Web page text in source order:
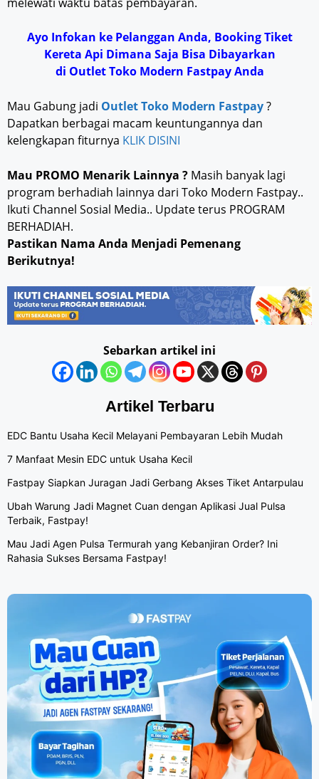
Ayo Infokan ke Pelanggan Anda, Booking Tiket
Kereta Api Dimana Saja Bisa Dibayarkan
di Outlet Toko Modern Fastpay Anda
Mau Gabung jadi Outlet Toko Modern Fastpay?
Dapatkan berbagai macam keuntungannya dan
kelengkapan fiturnya KLIK DISINI
Mau PROMO Menarik Lainnya ? Masih banyak lagi
program berhadiah lainnya dari Toko Modern Fastpay..
Ikuti Channel Sosial Media.. Update terus PROGRAM
BERHADIAH.
Pastikan Nama Anda Menjadi Pemenang
Berikutnya!
Sebarkan artikel ini
Artikel Terbaru
EDC Bantu Usaha Kecil Melayani Pembayaran Lebih Mudah
7 Manfaat Mesin EDC untuk Usaha Kecil
Fastpay Siapkan Juragan Jadi Gerbang Akses Tiket Antarpulau
Ubah Warung Jadi Magnet Cuan dengan Aplikasi Jual Pulsa
Terbaik, Fastpay!
Mau Jadi Agen Pulsa Termurah yang Kebanjiran Order? Ini
Rahasia Sukses Bersama Fastpay!